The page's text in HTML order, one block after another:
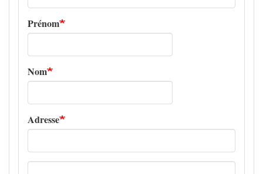
Prénom
Nom
Adresse
Adresse